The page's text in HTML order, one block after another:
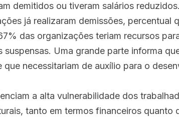
demitidos ou tiveram salários
já realizaram demissões, percentual
das organizações teriam recursos
suspensas. Uma grande parte informa
que necessitariam de auxílio para o
a alta vulnerabilidade dos
tanto em termos financeiros quanto